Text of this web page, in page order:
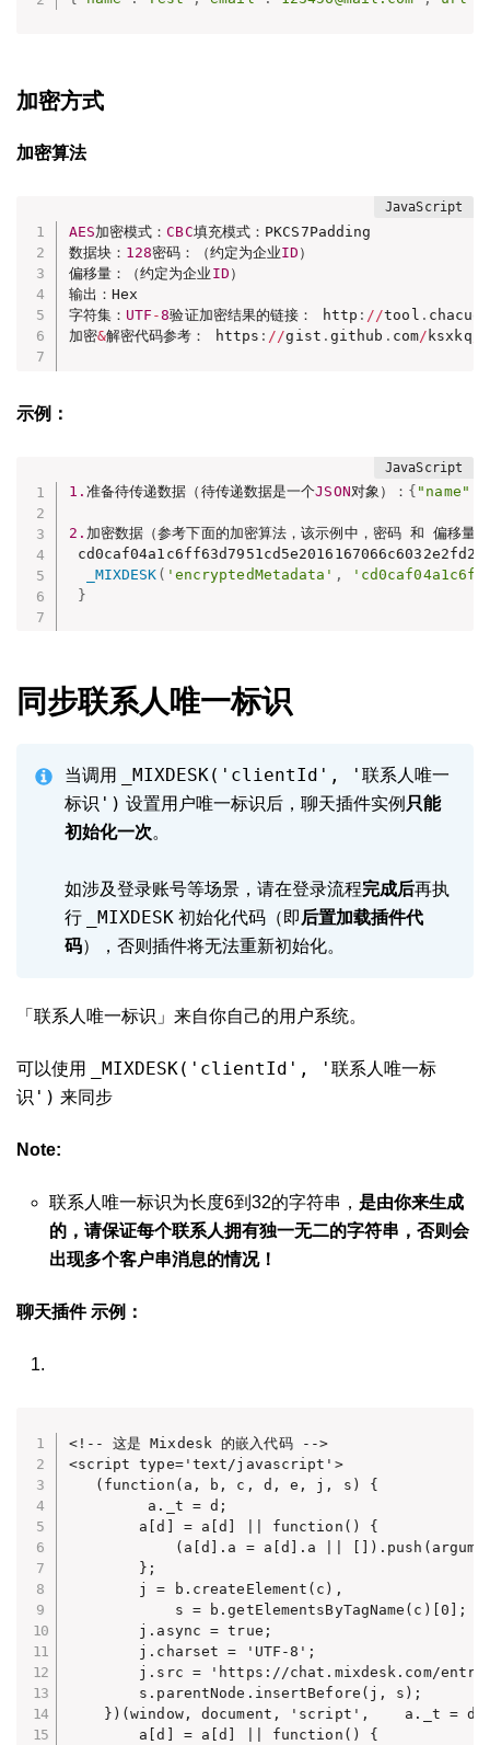
加密方式
加密算法
AES加密模式：CBC填充模式：PKCS7Padding
数据块： 128密码：（约定为企业ID ）
偏移量：（约定为企业 ID ）
输出：Hex
字符集： UTF -8验证加密结果的链接： http : / /tool . chacuo
加密&解密代码参考： https : / /gist . github . com/ ksxkq
示例：
1. 准备待传递数据（待传递数据是一个JSON对象）： { "name"
2. 加密数据（参考下面的加密算法，该示例中，密码 和 偏移量
_MIXDESK ( 'encryptedMetadata' ,
}
同步联系人唯一标识
当调用
_MIXDESK('clientId', '联系人唯一
标识') 设置用户唯一标识后，聊天插件实例 只能
初始化一次。
如涉及登录账号等场景，请在登录流程完成后再执
行
_MIXDESK 初始化代码（即 后置加载插件代
码），否则插件将无法重新初始化。
「联系人唯一标识」来自你自己的用户系统。
可以使用
_MIXDESK('clientId', '联系人唯一标
识') 来同步
Note:
联系人唯一标识为长度6到32的字符串， 是由你来生成
的，请保证每个联系人拥有独一无二的字符串，否则会
出现多个客户串消息的情况！
聊天插件 示例：
<!-- 这是 Mixdesk 的嵌入代码 -->
<script type='text/javascript'>
   (function(a, b, c, d, e, j, s) {
         a._t = d;
        a[d] = a[d] || function() {
(a[d].a = a[d].a ||
        };
        j = b.createElement(c),
            s = b.getElementsByTagName(c)[0];
        j.async = true;
        j.charset = 'UTF-8';
j.src = 'https://chat.mixdesk.com/
        s.parentNode.insertBefore(j, s);
    })(window, document, 'script',    a._t = d;
        a[d] = a[d] || function() {